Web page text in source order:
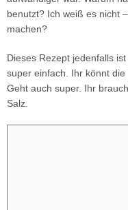
benutzt? Ich weiß es nicht
machen?
Dieses Rezept jedenfalls
super einfach. Ihr könnt die
Geht auch super. Ihr
Salz.